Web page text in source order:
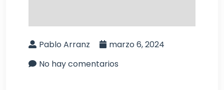
Pablo Arranz
marzo 6, 2024
No hay comentarios